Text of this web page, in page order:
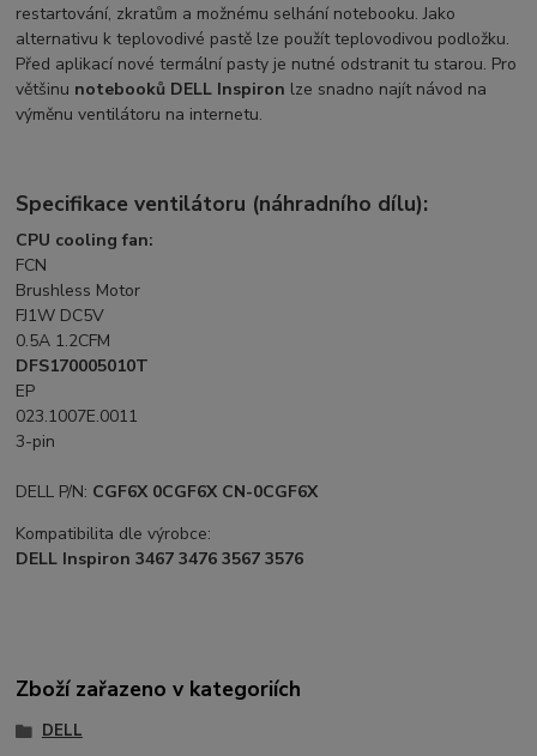
restartování, zkratům a možnému selhání notebooku. Jako
alternativu k teplovodivé pastě lze použít teplovodivou podložku.
Před aplikací nové termální pasty je nutné odstranit tu starou. Pro
většinu notebooků DELL Inspiron lze snadno najít návod na
výměnu ventilátoru na internetu.
Specifikace ventilátoru (náhradního dílu):
CPU cooling fan:
FCN
Brushless Motor
FJ1W DC5V
0.5A 1.2CFM
DFS170005010T
EP
023.1007E.0011
3-pin
DELL P/N: CGF6X 0CGF6X CN-0CGF6X
Kompatibilita dle výrobce:
DELL Inspiron 3467 3476 3567 3576
Zboží zařazeno v kategoriích
DELL